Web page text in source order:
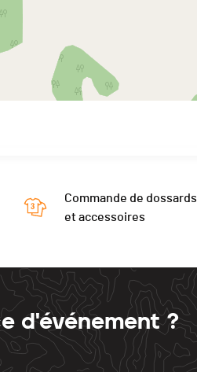
Commande de dossards
et accessoires
d'événement ?